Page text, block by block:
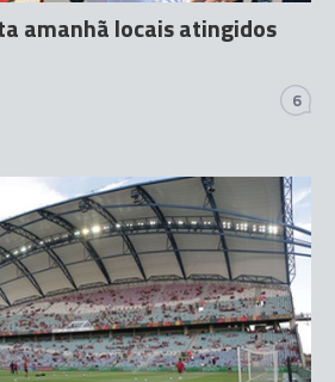
amanhã locais atingidos
6